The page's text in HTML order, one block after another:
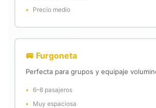
Precio medio
🚐 Furgoneta
Perfecta para grupos y equipaje
6–8 pasajeros
Muy espaciosa